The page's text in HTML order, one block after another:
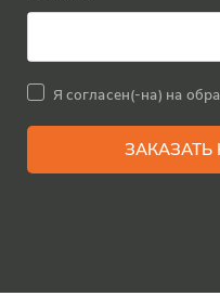
Я согласен(-на) на